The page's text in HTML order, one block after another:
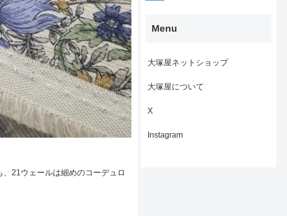
21ウェールは細めのコーデュロ
Menu
大塚屋ネットショップ
大塚屋について
X
Instagram